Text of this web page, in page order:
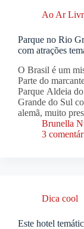
Ao Ar
Parque no Rio
com atrações
O Brasil é um
Parte do
Parque Aldeia
Grande do Sul
alemã, muito
Brunella
3
Dica cool
Este hotel